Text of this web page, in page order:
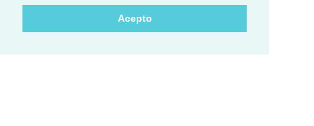
Acepto